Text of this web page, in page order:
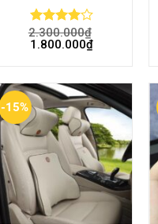
Rated
4.00out
2.300.000₫
1.800.000₫
-15%